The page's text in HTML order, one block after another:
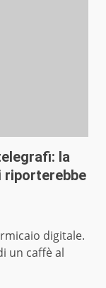
la
riporterebbe
digitale.
un caffè al